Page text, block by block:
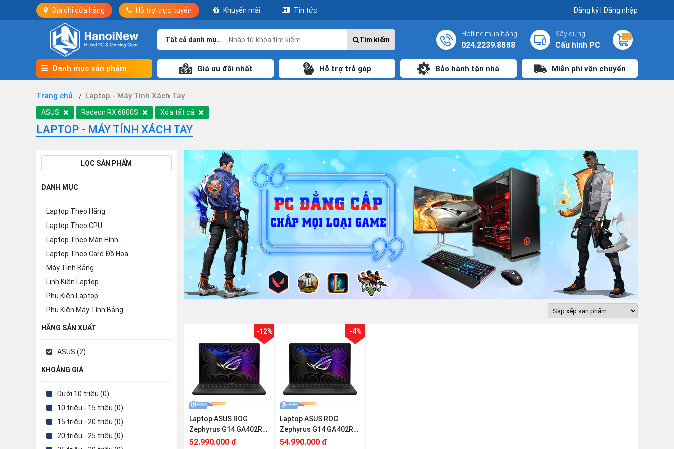
Địa chỉ cửa hàng Hỗ trợ trực tuyến Khuyến mãi Tin tức Đăng ký| Đăng nhập
Tất cả danh mục Tìm kiếm
Hotline mua hàng
024.2239.8888
Xây dựng
Cấu hình PC
Danh mục sản phẩm Giá ưu đãi nhất Hỗ trợ trả góp Bảo hành tận nhà Miễn phí vận chuyển
Trang chủ Laptop - Máy Tính Xách Tay
ASUS Radeon RX 6800S Xóa tất cả
LAPTOP - MÁY TÍNH XÁCH TAY
LỌC SẢN PHẨM
DANH MỤC
Laptop Theo Hãng
Laptop Theo CPU
Laptop Theo Màn Hình
Laptop Theo Card Đồ Họa
Máy Tính Bảng
Linh Kiện Laptop
Phụ Kiện Laptop
Phụ Kiện Máy Tính Bảng
HÃNG SẢN XUẤT
ASUS (2)
KHOẢNG GIÁ
Dưới 10 triệu (0)
10 triệu - 15 triệu (0)
15 triệu - 20 triệu (0)
20 triệu - 25 triệu (0)
-12%
Laptop ASUS ROG
Zephyrus G14 GA402RK-
L4242W (Ryzen 7-
52.990.000 đ
-4%
Laptop ASUS ROG
Zephyrus G14 GA402RK-
L8072W (Ryzen 9-
54.990.000 đ